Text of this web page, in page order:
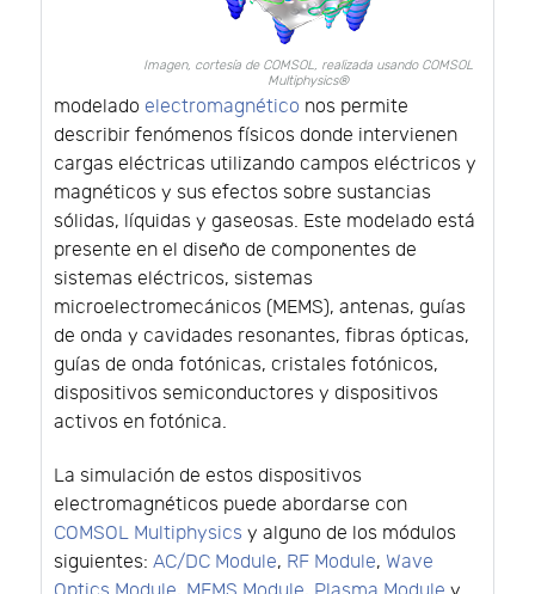
Imagen, cortesía de COMSOL, realizada usando COMSOL
Multiphysics®
modelado electromagnético nos permite
describir fenómenos físicos donde intervienen
cargas eléctricas utilizando campos eléctricos y
magnéticos y sus efectos sobre sustancias
sólidas, líquidas y gaseosas. Este modelado está
presente en el diseño de componentes de
sistemas eléctricos, sistemas
microelectromecánicos (MEMS), antenas, guías
de onda y cavidades resonantes, fibras ópticas,
guías de onda fotónicas, cristales fotónicos,
dispositivos semiconductores y dispositivos
activos en fotónica.
La simulación de estos dispositivos
electromagnéticos puede abordarse con
COMSOL Multiphysics y alguno de los módulos
siguientes: AC/DC Module, RF Module, Wave